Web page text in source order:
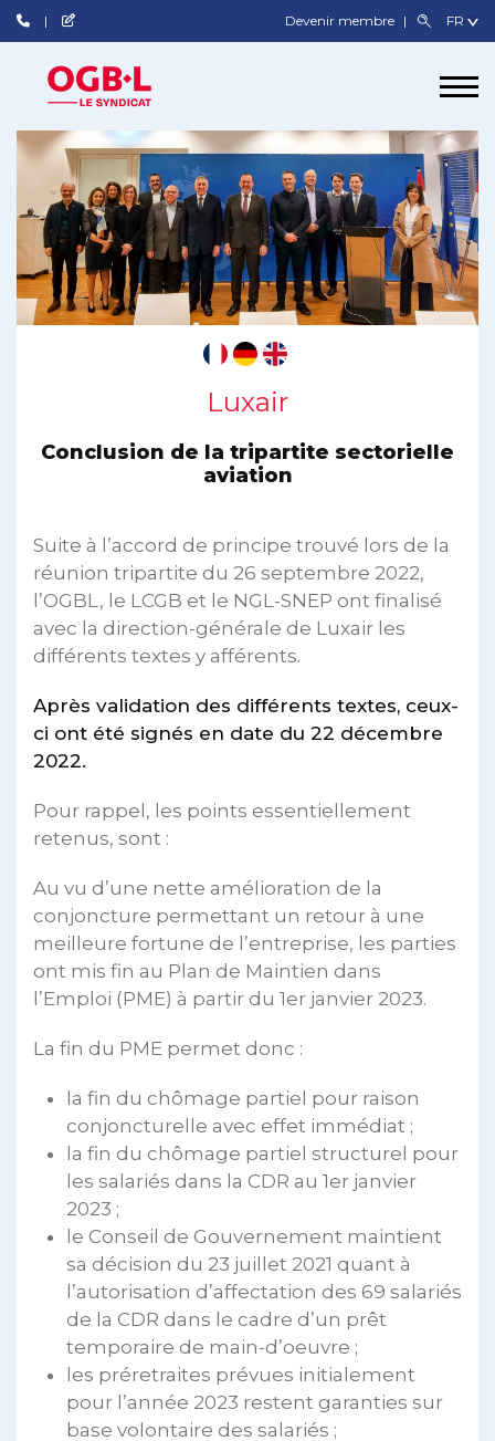
Devenir membre
Luxair
Conclusion de la tripartite sectorielle
aviation
Suite à l’accord de principe trouvé lors de la
réunion tripartite du 26 septembre 2022,
l’OGBL, le LCGB et le NGL-SNEP ont finalisé
avec la direction-générale de Luxair les
différents textes y afférents.
Après validation des différents textes, ceux-
ci ont été signés en date du 22 décembre
2022.
Pour rappel, les points essentiellement
retenus, sont :
Au vu d’une nette amélioration de la
conjoncture permettant un retour à une
meilleure fortune de l’entreprise, les parties
ont mis fin au Plan de Maintien dans
l’Emploi (PME) à partir du 1er janvier 2023.
La fin du PME permet donc :
la fin du chômage partiel pour raison
conjoncturelle avec effet immédiat ;
la fin du chômage partiel structurel pour
les salariés dans la CDR au 1er janvier
2023 ;
le Conseil de Gouvernement maintient
sa décision du 23 juillet 2021 quant à
l’autorisation d’affectation des 69 salariés
de la CDR dans le cadre d’un prêt
temporaire de main-d’oeuvre ;
les préretraites prévues initialement
pour l’année 2023 restent garanties sur
base volontaire des salariés ;